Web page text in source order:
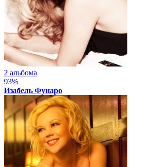
2 альбома
93%
Изабель Фунаро